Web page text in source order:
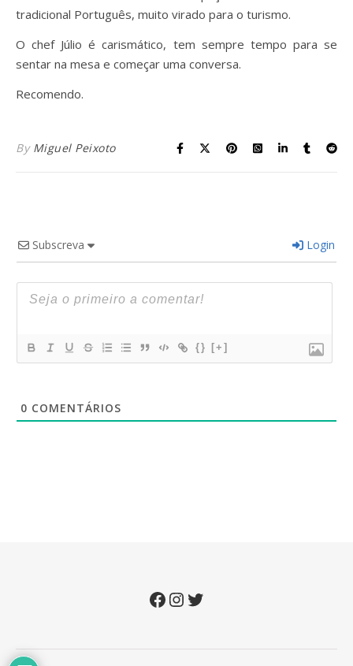
tradicional Português, muito virado para o turismo.
O chef Júlio é carismático, tem sempre tempo para se
sentar na mesa e começar uma conversa.
Recomendo.
By Miguel Peixoto
Subscreva Login
{} [+]
0 COMENTÁRIOS
Facebook
Instagram
Twitter